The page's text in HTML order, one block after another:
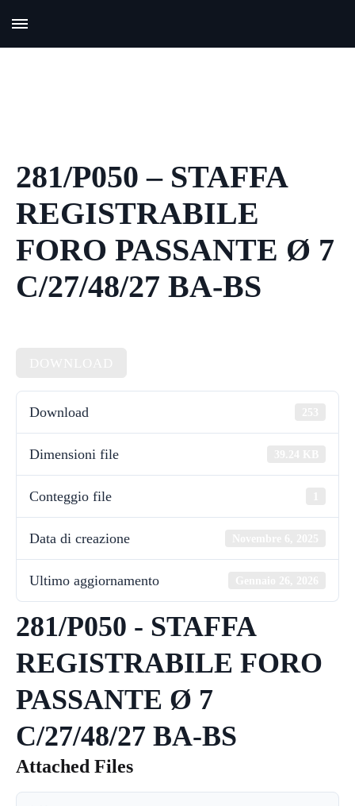
281/P050 – STAFFA
REGISTRABILE
FORO PASSANTE Ø 7
C/27/48/27 BA-BS
Download
Dimensioni file
Conteggio file
Data di creazione
Ultimo aggiornamento
281/P050 - STAFFA
REGISTRABILE FORO
PASSANTE Ø 7
C/27/48/27 BA-BS
Attached Files